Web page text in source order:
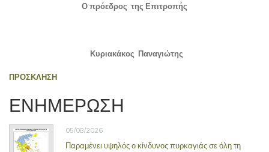
Ο πρόεδρος της Επιτροπής
Κυριακάκος Παναγιώτης
ΠΡΟΣΚΛΗΣΗ
ΕΝΗΜΕΡΩΣΗ
05/08/2026
Παραμένει υψηλός ο κίνδυνος πυρκαγιάς σε όλη τη